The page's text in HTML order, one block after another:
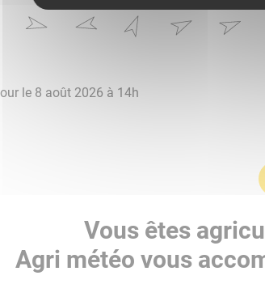
le 8 août 2026 à 14h
Vous êtes
Agri météo vous